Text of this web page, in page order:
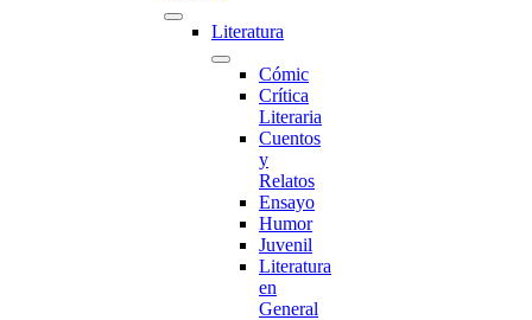
Literatura
Cómic
Crítica
Literaria
Cuentos
y
Relatos
Ensayo
Humor
Juvenil
Literatura
en
General